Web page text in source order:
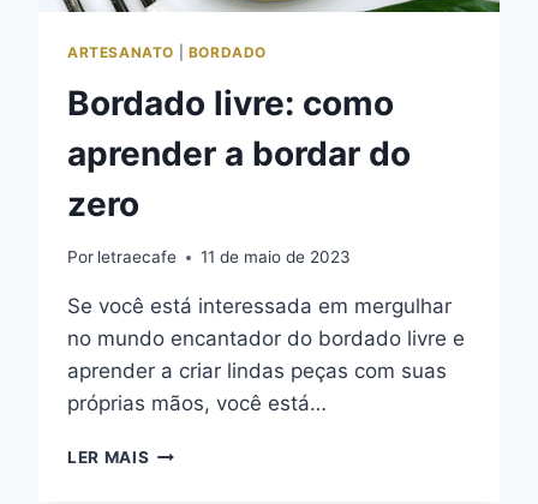
ARTESANATO BORDADO
Bordado livre: como
aprender a bordar do
zero
Por letraecafe 11 de maio de 2023
Se você está interessada em mergulhar
no mundo encantador do bordado livre e
aprender a criar lindas peças com suas
próprias mãos, você está…
LER MAIS BORDADO